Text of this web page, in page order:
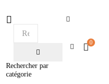

Rechercher par
catégorie
0